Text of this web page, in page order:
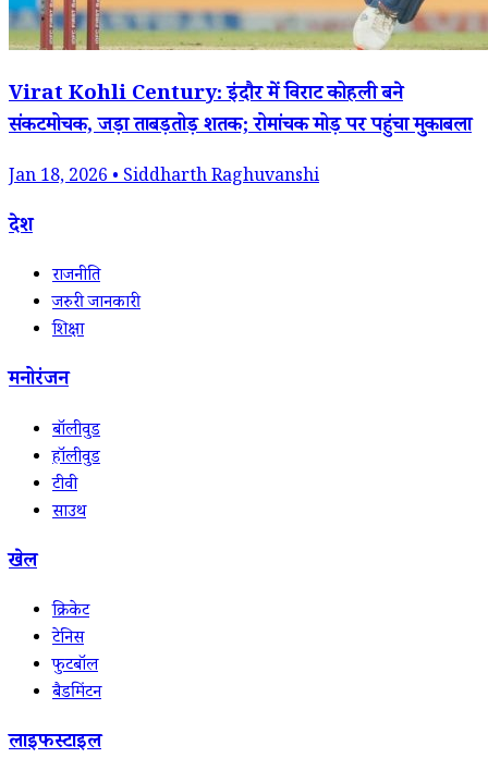
Virat Kohli Century: इंदौर में विराट कोहली बने
संकटमोचक, जड़ा ताबड़तोड़ शतक; रोमांचक मोड़ पर पहुंचा मुकाबला
Jan 18, 2026 • Siddharth Raghuvanshi
देश
राजनीति
जरुरी जानकारी
शिक्षा
मनोरंजन
बॉलीवुड
हॉलीवुड
टीवी
साउथ
खेल
क्रिकेट
टेनिस
फुटबॉल
बैडमिंटन
लाइफस्टाइल